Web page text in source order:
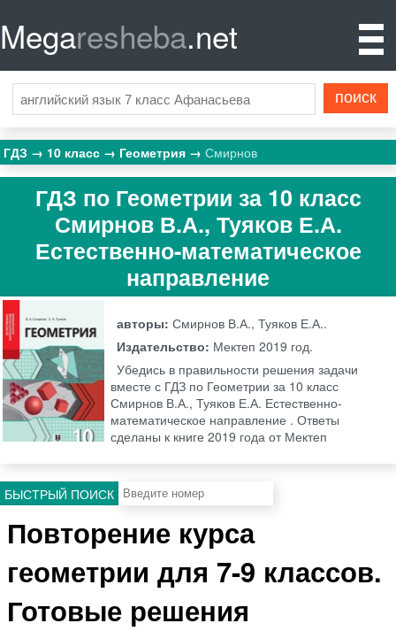
Megaresheba.net
ГДЗ 10 класс Геометрия Смирнов
ГДЗ по Геометрии за 10 класс
Смирнов В.А., Туяков Е.А.
Естественно-математическое
направление
авторы:Смирнов В.А., Туяков Е.А..
Издательство: Мектеп 2019 год.
Убедись в правильности решения задачи
вместе с ГДЗ по Геометрии за 10 класс
Смирнов В.А., Туяков Е.А. Естественно-
математическое направление . Ответы
сделаны к книге 2019 года от Мектеп
БЫСТРЫЙ ПОИСК
Повторение курса
геометрии для 7-9 классов.
Готовые решения